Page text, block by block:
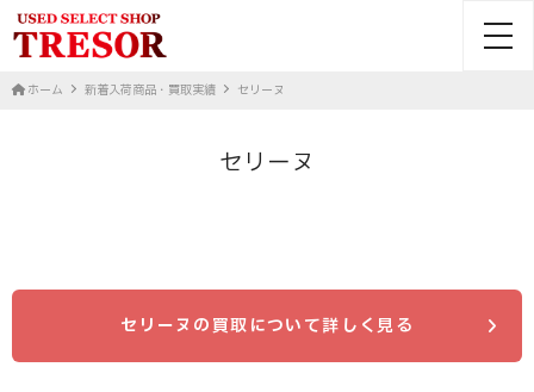
ホーム 新着入荷商品・買取実績 セリーヌ
セリーヌ
セリーヌの買取について詳しく見る